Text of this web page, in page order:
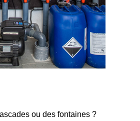
ou des fontaines ?